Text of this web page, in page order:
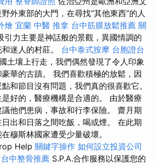
外東部的大門，在尋找“其他東西”的人
燴 宜蘭 中醫 推拿 台中筋膜放鬆推薦 關
引力主要是神話般的景觀，異國情調的
迷人的村莊。 台中泰式按摩 台胞證台
土壤上行走，我們偶然發現了令人印象
華的古蹟。 我們喜歡積極的放鬆，因
和節目沒有問題，我們真的很喜歡它。
好的，醫療機構是合適的。 由於醫療
他們患病，事故和行李保險。 齋月期
出和日落之間吃飯，喝或煙。 在此期
穆斯林國家遭受少量破壞。
Help 關鍵字操作 如何設立投資公司
台中整骨推薦 S.P.A.合作服務以保護您的